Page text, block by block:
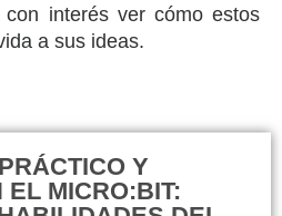
con interés ver cómo estos
a sus ideas.
Y
EL MICRO:BIT: